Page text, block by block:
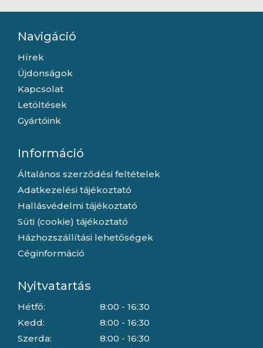
Navigáció
Hírek
Újdonságok
Kapcsolat
Letöltések
Gyártóink
Információ
Általános szerződési feltételek
Adatkezelési tájékoztató
Hallásvédelmi tájékoztató
Süti (cookie) tájékoztató
Házhozszállítási lehetőségek
Céginformáció
Nyitvatartás
Hétfő:
Kedd:
Szerda:
8:00 - 16:30
8:00 - 16:30
8:00 - 16:30